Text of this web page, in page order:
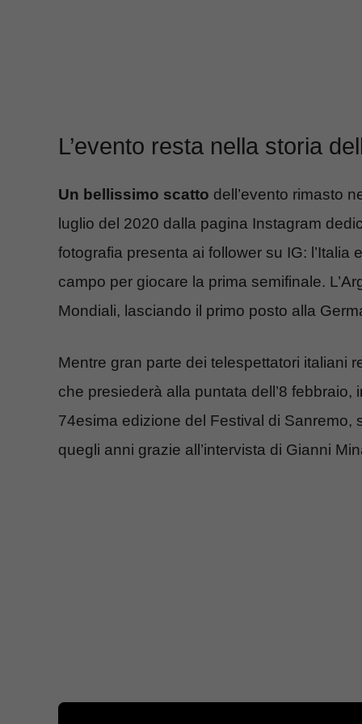
L’evento resta nella storia
Un bellissimo scatto dell’evento rimasto
luglio del 2020 dalla pagina Instagram
fotografia presenta ai follower su IG: l’Italia
campo per giocare la prima semifinale.
Mondiali, lasciando il primo posto alla
Mentre gran parte dei telespettatori italiani
che presiederà alla puntata dell’8
74esima edizione del Festival di Sanremo,
quegli anni grazie all’intervista di Gianni